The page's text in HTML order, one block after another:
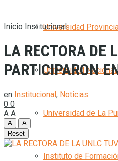
Universidad
Universidad
Universidad de La
Instituto de
Inicio Institucional
LA RECTORA DE
PARTICIPARON
en Institucional, Noticias
0 0
A A
A
A
Reset